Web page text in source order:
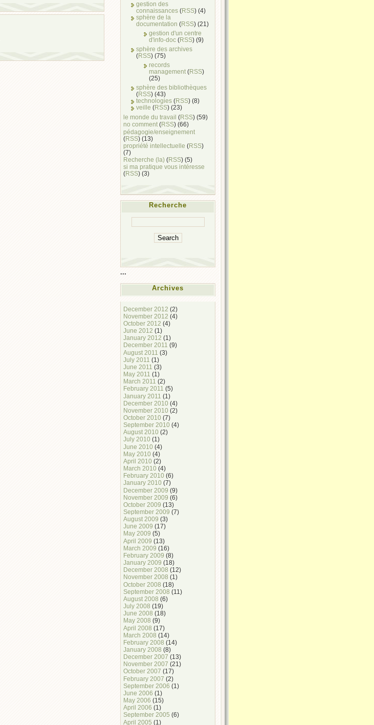
gestion des
connaissances (RSS) (4)
sphère de la
documentation (RSS) (21)
gestion d'un centre
d'info-doc (RSS) (9)
sphère des archives
(RSS) (75)
records
management (RSS)
(25)
sphère des bibliothèques
(RSS) (43)
technologies (RSS) (8)
veille (RSS) (23)
le monde du travail (RSS) (59)
no comment (RSS) (66)
pédagogie/enseignement
(RSS) (13)
propriété intellectuelle (RSS)
(7)
Recherche (la) (RSS) (5)
si ma pratique vous intéresse
(RSS) (3)
Recherche
...
Archives
December 2012 (2)
November 2012 (4)
October 2012 (4)
June 2012 (1)
January 2012 (1)
December 2011 (9)
August 2011 (3)
July 2011 (1)
June 2011 (3)
May 2011 (1)
March 2011 (2)
February 2011 (5)
January 2011 (1)
December 2010 (4)
November 2010 (2)
October 2010 (7)
September 2010 (4)
August 2010 (2)
July 2010 (1)
June 2010 (4)
May 2010 (4)
April 2010 (2)
March 2010 (4)
February 2010 (6)
January 2010 (7)
December 2009 (9)
November 2009 (6)
October 2009 (13)
September 2009 (7)
August 2009 (3)
June 2009 (17)
May 2009 (5)
April 2009 (13)
March 2009 (16)
February 2009 (8)
January 2009 (18)
December 2008 (12)
November 2008 (1)
October 2008 (18)
September 2008 (11)
August 2008 (6)
July 2008 (19)
June 2008 (18)
May 2008 (9)
April 2008 (17)
March 2008 (14)
February 2008 (14)
January 2008 (8)
December 2007 (13)
November 2007 (21)
October 2007 (17)
February 2007 (2)
September 2006 (1)
June 2006 (1)
May 2006 (15)
April 2006 (1)
September 2005 (6)
April 2005 (1)